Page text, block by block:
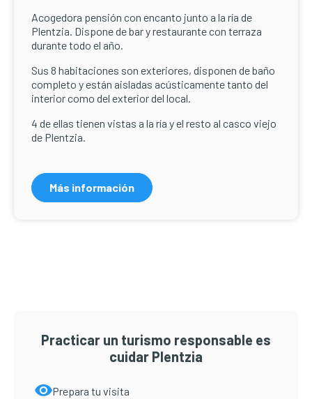
Acogedora pensión con encanto junto a la ría de
Plentzia. Dispone de bar y restaurante con terraza
durante todo el año.
Sus 8 habitaciones son exteriores, disponen de baño
completo y están aisladas acústicamente tanto del
interior como del exterior del local.
4 de ellas tienen vistas a la ría y el resto al casco viejo
de Plentzia.
Más información
Practicar un turismo responsable es
cuidar Plentzia
Prepara tu visita